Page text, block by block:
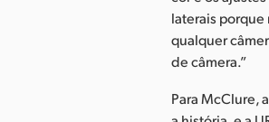
laterais porque
qualquer
de câmera.”
Para McClure,